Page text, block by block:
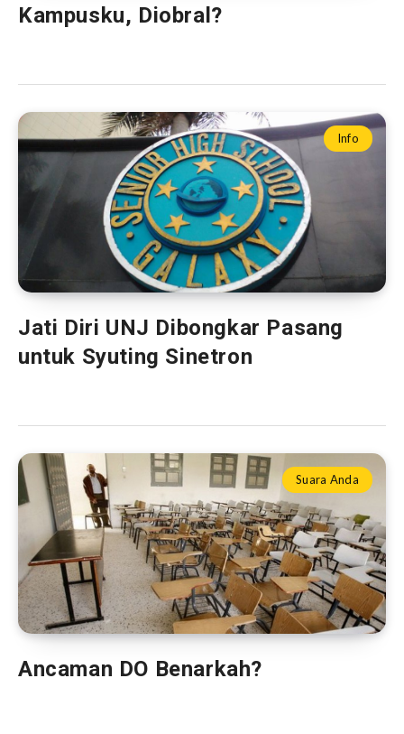
Kampusku, Diobral?
Info
Jati Diri UNJ Dibongkar Pasang
untuk Syuting Sinetron
Suara Anda
Ancaman DO Benarkah?